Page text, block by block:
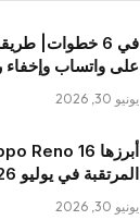
في 6 خطوات|
على واتساب وإخفاء
يونيو 30, 2026
المرتقبة في يوليو 2026
يونيو 30, 2026